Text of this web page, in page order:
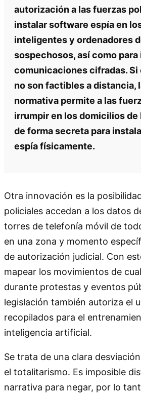
autorización a las fuerzas
instalar software espía en
inteligentes y ordenadores
sospechosos, así como
comunicaciones cifradas.
no son factibles a distancia,
normativa permite a las
irrumpir en los domicilios de
de forma secreta para
espía físicamente.
Otra innovación es la
policiales accedan a los datos
torres de telefonía móvil de
en una zona y momento
de autorización judicial. Con
mapear los movimientos de
durante protestas y eventos
legislación también autoriza el
recopilados para el
inteligencia artificial.
Se trata de una clara
el totalitarismo. Es imposible
narrativa para negar, por lo